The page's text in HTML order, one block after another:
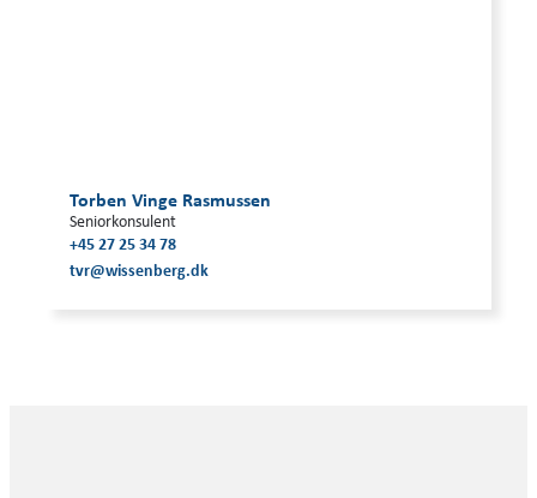
Torben Vinge Rasmussen
Seniorkonsulent
+45 27 25 34 78
tvr@wissenberg.dk